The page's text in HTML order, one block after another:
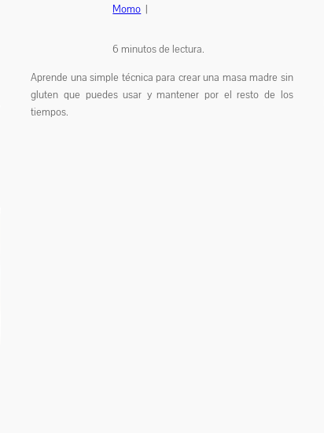
Momo |
6 minutos de lectura.
Aprende una simple técnica para crear una masa madre sin
gluten que puedes usar y mantener por el resto de los
tiempos.